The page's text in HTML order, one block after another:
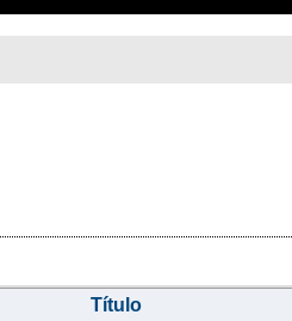
Título